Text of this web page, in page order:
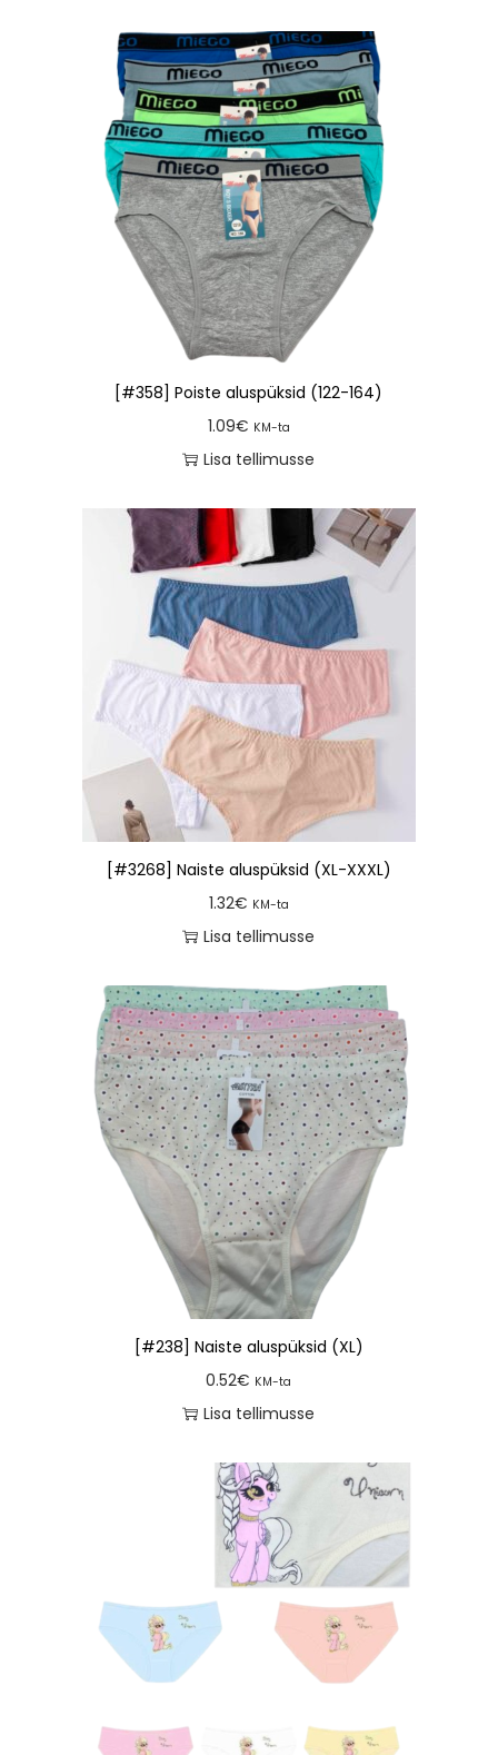
[#358] Poiste aluspüksid (122-164)
1.09€ KM-ta
Lisa tellimusse
[#3268] Naiste aluspüksid (XL-XXXL)
1.32€ KM-ta
Lisa tellimusse
[#238] Naiste aluspüksid (XL)
0.52€ KM-ta
Lisa tellimusse